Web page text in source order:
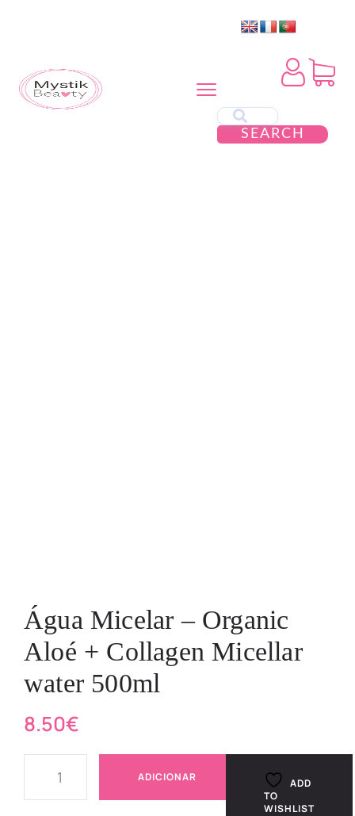
SEARCH
Água Micelar – Organic
Aloé + Collagen Micellar
water 500ml
8.50€
ADICIONAR
ADD
TO
WISHLIST